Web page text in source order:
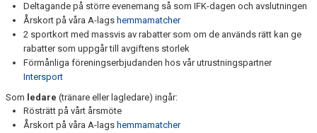
Deltagande på större evenemang så som IFK-dagen och avslutningen
Årskort på våra A-lags hemmamatcher
2 sportkort med massvis av rabatter som om de används rätt kan ge
rabatter som uppgår till avgiftens storlek
Förmånliga föreningserbjudanden hos vår utrustningspartner
Intersport
Som ledare (tränare eller lagledare) ingår:
Rösträtt på vårt årsmöte
Årskort på våra A-lags hemmamatcher